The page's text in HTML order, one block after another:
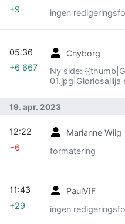
ingen
+9
Cnyborg
Ny side:
01.jpg|Gloriosalilja
både i…
05:36
+6 667
19. apr. 2023
Marianne Wiig
formatering
12:22
−6
PaulVIF
ingen
11:43
+29